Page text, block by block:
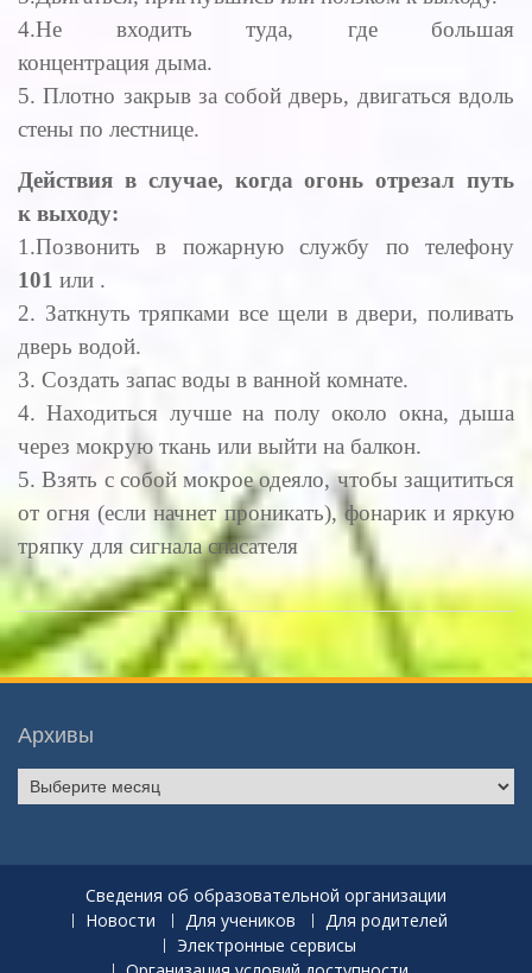
4.Не входить туда, где большая
концентрация дыма.
5. Плотно закрыв за собой дверь, двигаться вдоль
стены по лестнице.
Действия в случае, когда огонь отрезал путь
к выходу:
1.Позвонить в пожарную службу по телефону
101 или .
2. Заткнуть тряпками все щели в двери, поливать
дверь водой.
3. Создать запас воды в ванной комнате.
4. Находиться лучше на полу около окна, дыша
через мокрую ткань или выйти на балкон.
5. Взять с собой мокрое одеяло, чтобы защититься
от огня (если начнет проникать), фонарик и яркую
тряпку для сигнала спасателя
Архивы
Архивы
Сведения об образовательной организации
Новости
Для учеников
Для родителей
Электронные сервисы